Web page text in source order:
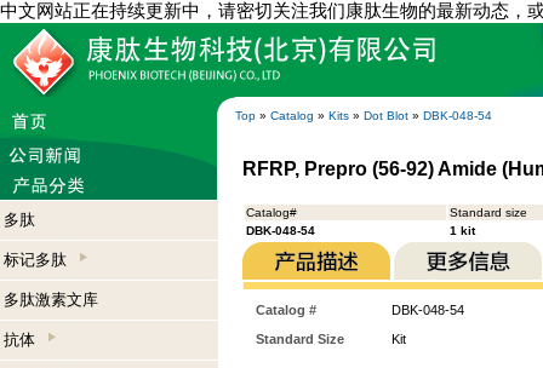
中文网站正在持续更新中，请密切关注我们康肽生物的最新动态，
Top » Catalog » Kits » Dot Blot » DBK-048-54
多肽
标记多肽
多肽激素文库
抗体
RFRP, Prepro (56-92) Amide
Catalog#
Standard size
DBK-048-54
1 kit
Catalog #
DBK-048-54
Standard Size
Kit